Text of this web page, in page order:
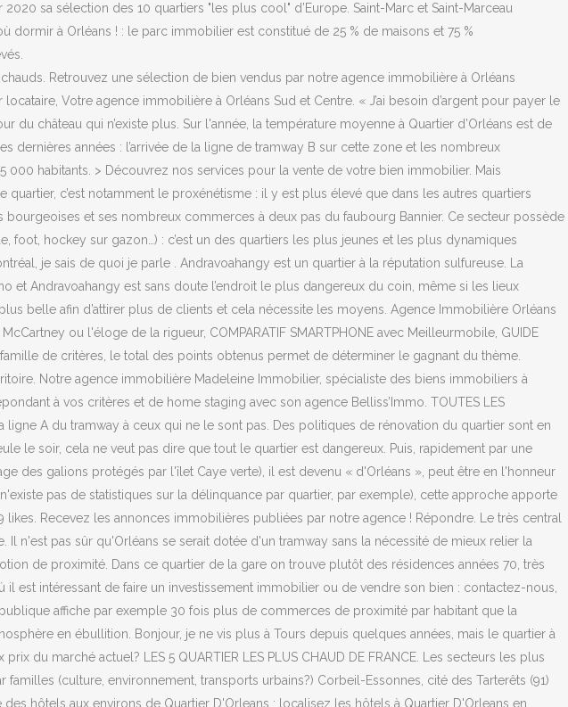
sa sélection des 10 quartiers "les plus cool" d’Europe. Saint-Marc et Saint-Marceau
à Orléans ! : le parc immobilier est constitué de 25 % de maisons et 75 %
Retrouvez une sélection de bien vendus par notre agence immobilière à Orléans
Votre agence immobilière à Orléans Sud et Centre. « J’ai besoin d’argent pour payer le
du château qui n’existe plus. Sur l'année, la température moyenne à Quartier d’Orléans est de
dernières années : l’arrivée de la ligne de tramway B sur cette zone et les nombreux
000 habitants. > Découvrez nos services pour la vente de votre bien immobilier. Mais
c’est notamment le proxénétisme : il y est plus élevé que dans les autres quartiers
et ses nombreux commerces à deux pas du faubourg Bannier. Ce secteur possède
hockey sur gazon…) : c’est un des quartiers les plus jeunes et les plus dynamiques
je sais de quoi je parle . Andravoahangy est un quartier à la réputation sulfureuse. La
Andravoahangy est sans doute l’endroit le plus dangereux du coin, même si les lieux
belle afin d’attirer plus de clients et cela nécessite les moyens. Agence Immobilière Orléans
ou l'éloge de la rigueur, COMPARATIF SMARTPHONE avec Meilleurmobile, GUIDE
famille de critères, le total des points obtenus permet de déterminer le gagnant du thème.
Notre agence immobilière Madeleine Immobilier, spécialiste des biens immobiliers à
à vos critères et de home staging avec son agence Belliss’Immo. TOUTES LES
ligne A du tramway à ceux qui ne le sont pas. Des politiques de rénovation du quartier sont en
le soir, cela ne veut pas dire que tout le quartier est dangereux. Puis, rapidement par une
des galions protégés par l'îlet Caye verte), il est devenu « d'Orléans », peut être en l'honneur
pas de statistiques sur la délinquance par quartier, par exemple), cette approche apporte
Recevez les annonces immobilières publiées par notre agence ! Répondre. Le très central
pas sûr qu'Orléans se serait dotée d'un tramway sans la nécessité de mieux relier la
de proximité. Dans ce quartier de la gare on trouve plutôt des résidences années 70, très
intéressant de faire un investissement immobilier ou de vendre son bien : contactez-nous,
affiche par exemple 30 fois plus de commerces de proximité par habitant que la
en ébullition. Bonjour, je ne vis plus à Tours depuis quelques années, mais le quartier à
du marché actuel? LES 5 QUARTIER LES PLUS CHAUD DE FRANCE. Les secteurs les plus
(culture, environnement, transports urbains?) Corbeil-Essonnes, cité des Tarterêts (91)
hôtels aux environs de Quartier D'Orleans : localisez les hôtels à Quartier D'Orleans en